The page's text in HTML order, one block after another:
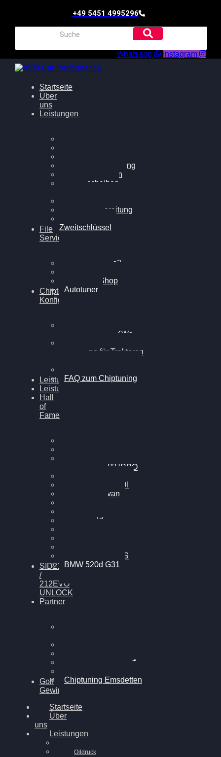
+49 5451 4995296
Whatsapp Instagram
Startseite
Über
uns
Leistungen
Getriebeoptimierung
Walnussstrahlen
Bremsscheiben
Felgenaufbereitung
Zweitschlüssel
File
Service
Alientech Kess3
Alientech Shop
Autotuner
Chiptuning
Konfigurator
Chiptuning für PKWs
Chiptuning für Traktoren
FAQ zum Chiptuning
Leistungsmessung
Leistungsprüfstand
Hall
of
Fame
MK3 V6 TWINTURBO
VW Passat 2.0TDI
VW T6 Multivan
BMW 120d
VW Passat 110PS
BMW 520d G31
SID212
/
212EVO
UNLOCK
Partner
Chiptuning Schüttorf
Chiptuning Emsdetten
Golf
Gewinnspiel
Startseite
Über
uns
Leistungen
Oildruck